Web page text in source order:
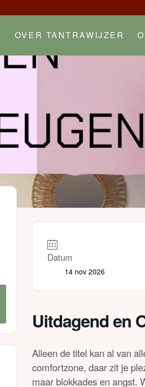
OVER TANTRAWIJZER
Datum
14 nov 2026
Uitdagend en
Alleen de titel kan al van
comfortzone, daar zit je
maar blokkades en angst.